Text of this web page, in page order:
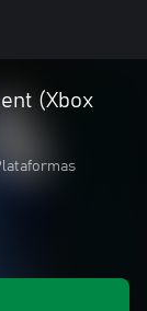
(Xbox